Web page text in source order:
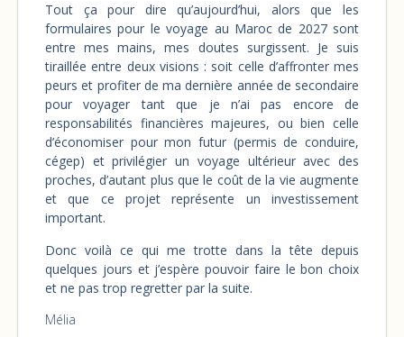
Tout ça pour dire qu’aujourd’hui, alors que les
formulaires pour le voyage au Maroc de 2027 sont
entre mes mains, mes doutes surgissent. Je suis
tiraillée entre deux visions : soit celle d’affronter mes
peurs et profiter de ma dernière année de secondaire
pour voyager tant que je n’ai pas encore de
responsabilités financières majeures, ou bien celle
d’économiser pour mon futur (permis de conduire,
cégep) et privilégier un voyage ultérieur avec des
proches, d’autant plus que le coût de la vie augmente
et que ce projet représente un investissement
important.
Donc voilà ce qui me trotte dans la tête depuis
quelques jours et j’espère pouvoir faire le bon choix
et ne pas trop regretter par la suite.
Mélia